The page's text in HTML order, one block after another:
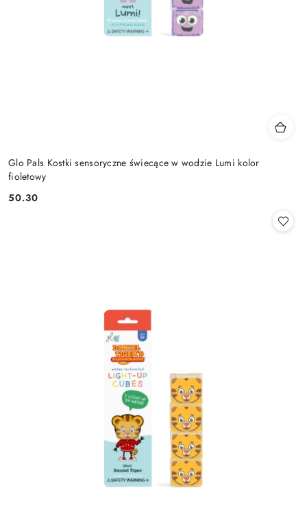
Glo Pals Kostki sensoryczne świecące w wodzie Lumi kolor
fioletowy
Cena:
50.30